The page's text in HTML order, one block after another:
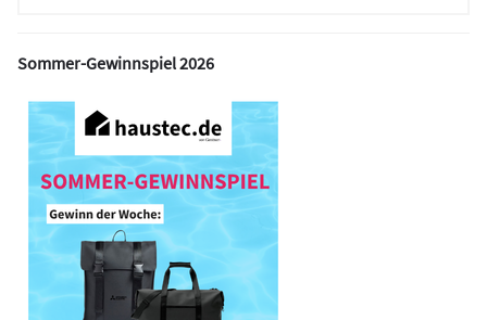
Sommer-Gewinnspiel 2026